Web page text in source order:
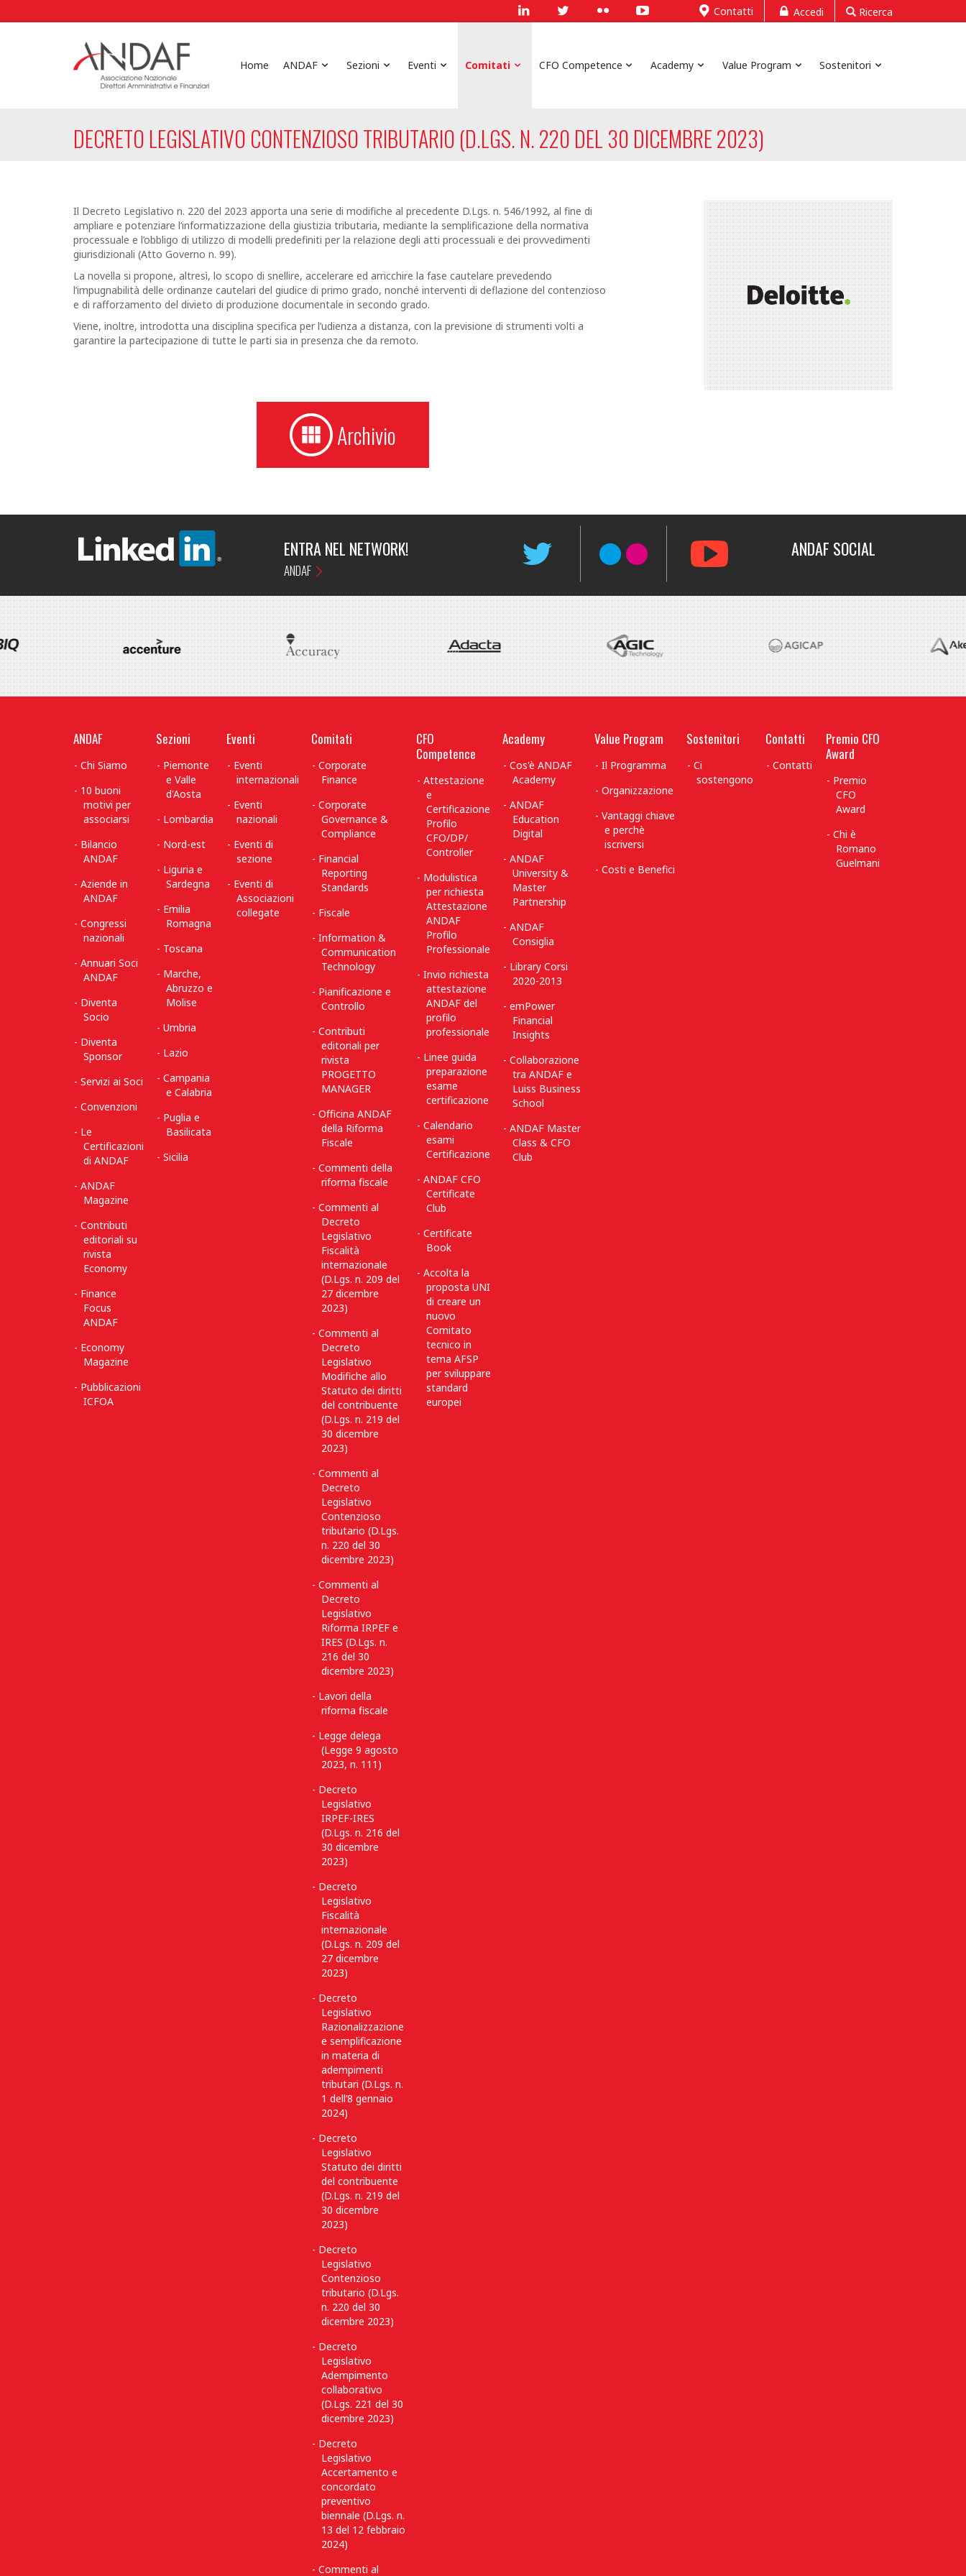
Contatti Accedi Ricerca
Home ANDAF Sezioni Eventi Comitati CFO Competence Academy Value Program Sostenitori
DECRETO LEGISLATIVO CONTENZIOSO TRIBUTARIO (D.LGS. N. 220 DEL 30 DICEMBRE 2023)
Il Decreto Legislativo n. 220 del 2023 apporta una serie di modifiche al precedente D.Lgs. n. 546/1992, al fine di
ampliare e potenziare l’informatizzazione della giustizia tributaria, mediante la semplificazione della normativa
processuale e l’obbligo di utilizzo di modelli predefiniti per la relazione degli atti processuali e dei provvedimenti
giurisdizionali (Atto Governo n. 99).
La novella si propone, altresì, lo scopo di snellire, accelerare ed arricchire la fase cautelare prevedendo
l’impugnabilità delle ordinanze cautelari del giudice di primo grado, nonché interventi di deflazione del contenzioso
e di rafforzamento del divieto di produzione documentale in secondo grado.
Viene, inoltre, introdotta una disciplina specifica per l’udienza a distanza, con la previsione di strumenti volti a
garantire la partecipazione di tutte le parti sia in presenza che da remoto.
Archivio
ENTRA NEL NETWORK!
ANDAF
ANDAF SOCIAL
ANDAF
Chi Siamo
10 buoni
motivi per
associarsi
Bilancio
ANDAF
Aziende in
ANDAF
Congressi
nazionali
Annuari Soci
ANDAF
Diventa
Socio
Diventa
Sponsor
Servizi ai Soci
Convenzioni
Le
Certificazioni
di ANDAF
ANDAF
Magazine
Contributi
editoriali su
rivista
Economy
Finance
Focus
ANDAF
Economy
Magazine
Pubblicazioni
ICFOA
Sezioni
Piemonte
e Valle
d'Aosta
Lombardia
Nord-est
Liguria e
Sardegna
Emilia
Romagna
Toscana
Marche,
Abruzzo e
Molise
Umbria
Lazio
Campania
e Calabria
Puglia e
Basilicata
Sicilia
Eventi
Eventi
internazionali
Eventi
nazionali
Eventi di
sezione
Eventi di
Associazioni
collegate
Comitati
Corporate
Finance
Corporate
Governance &
Compliance
Financial
Reporting
Standards
Fiscale
Information &
Communication
Technology
Pianificazione e
Controllo
Contributi
editoriali per
rivista
PROGETTO
MANAGER
Officina ANDAF
della Riforma
Fiscale
Commenti della
riforma fiscale
Commenti al
Decreto
Legislativo
Fiscalità
internazionale
(D.Lgs. n. 209 del
27 dicembre
2023)
Commenti al
Decreto
Legislativo
Modifiche allo
Statuto dei diritti
del contribuente
(D.Lgs. n. 219 del
30 dicembre
2023)
Commenti al
Decreto
Legislativo
Contenzioso
tributario (D.Lgs.
n. 220 del 30
dicembre 2023)
Commenti al
Decreto
Legislativo
Riforma IRPEF e
IRES (D.Lgs. n.
216 del 30
dicembre 2023)
Lavori della
riforma fiscale
Legge delega
(Legge 9 agosto
2023, n. 111)
Decreto
Legislativo
IRPEF-IRES
(D.Lgs. n. 216 del
30 dicembre
2023)
Decreto
Legislativo
Fiscalità
internazionale
(D.Lgs. n. 209 del
27 dicembre
2023)
Decreto
Legislativo
Razionalizzazione
e semplificazione
in materia di
adempimenti
tributari (D.Lgs. n.
1 dell’8 gennaio
2024)
Decreto
Legislativo
Statuto dei diritti
del contribuente
(D.Lgs. n. 219 del
30 dicembre
2023)
Decreto
Legislativo
Contenzioso
tributario (D.Lgs.
n. 220 del 30
dicembre 2023)
Decreto
Legislativo
Adempimento
collaborativo
(D.Lgs. 221 del 30
dicembre 2023)
Decreto
Legislativo
Accertamento e
concordato
preventivo
biennale (D.Lgs. n.
13 del 12 febbraio
2024)
Commenti al
CFO
Competence
Attestazione
e
Certificazione
Profilo
CFO/DP/
Controller
Modulistica
per richiesta
Attestazione
ANDAF
Profilo
Professionale
Invio richiesta
attestazione
ANDAF del
profilo
professionale
Linee guida
preparazione
esame
certificazione
Calendario
esami
Certificazione
ANDAF CFO
Certificate
Club
Certificate
Book
Accolta la
proposta UNI
di creare un
nuovo
Comitato
tecnico in
tema AFSP
per sviluppare
standard
europei
Academy
Cos'è ANDAF
Academy
ANDAF
Education
Digital
ANDAF
University &
Master
Partnership
ANDAF
Consiglia
Library Corsi
2020-2013
emPower
Financial
Insights
Collaborazione
tra ANDAF e
Luiss Business
School
ANDAF Master
Class & CFO
Club
Value Program
Il Programma
Organizzazione
Vantaggi chiave
e perchè
iscriversi
Costi e Benefici
Sostenitori
Ci
sostengono
Contatti
Contatti
Premio CFO
Award
Premio
CFO
Award
Chi è
Romano
Guelmani